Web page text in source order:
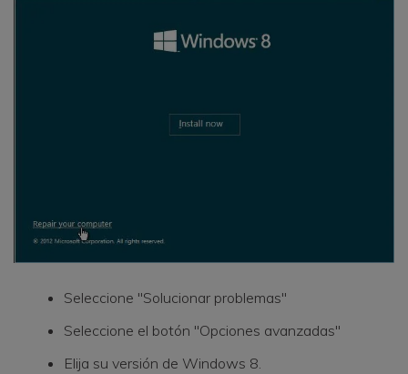
Seleccione "Solucionar problemas"
Seleccione el botón "Opciones avanzadas"
Elija su versión de Windows 8.